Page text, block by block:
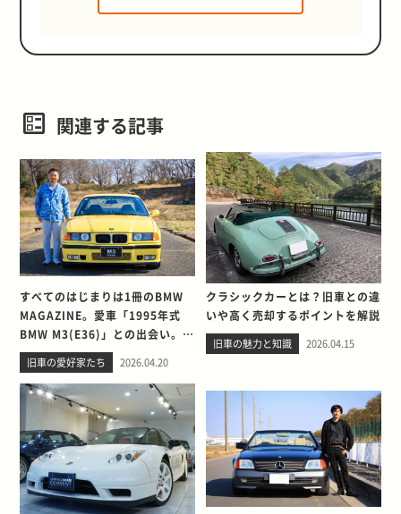
関連する記事
すべてのはじまりは1冊のBMW
MAGAZINE。愛車「1995年式
BMW M3(E36)」との出会い。そ
して別れを考える
旧車の愛好家たち 2026.04.20
クラシックカーとは？旧車との違
いや高く売却するポイントを解説
旧車の魅力と知識 2026.04.15